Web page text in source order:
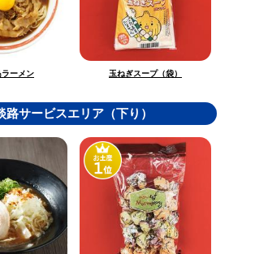
ーメン 玉ねぎスープ（袋）
路サービスエリア（下り）